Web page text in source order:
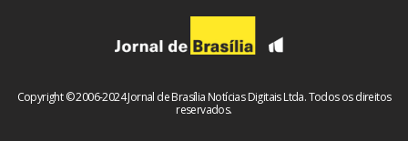
Copyright © 2006-2024 Jornal de Brasília Notícias Digitais Ltda. Todos os direitos
reservados.